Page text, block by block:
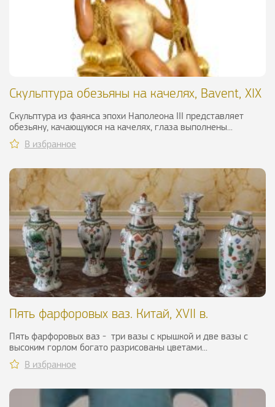
Скульптура обезьяны на качелях, Bavent, XIX
Скульптура из фаянса эпохи Наполеона III представляет
обезьяну, качающуюся на качелях, глаза выполнены...
В избранное
Пять фарфоровых ваз. Китай, XVII в.
Пять фарфоровых ваз - три вазы с крышкой и две вазы с
высоким горлом богато разрисованы цветами...
В избранное